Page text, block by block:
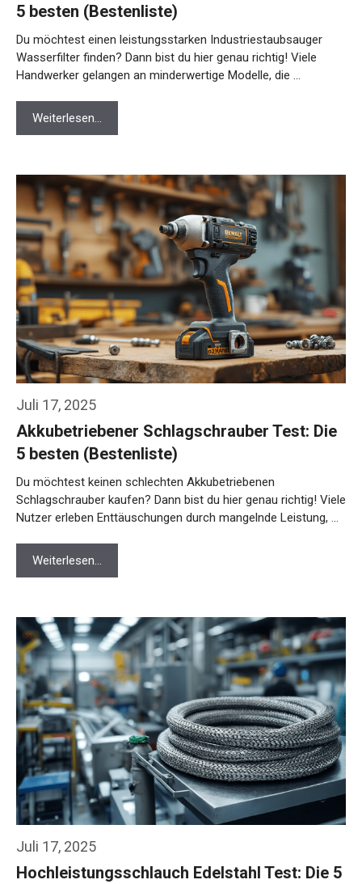
5 besten (Bestenliste)
Du möchtest einen leistungsstarken Industriestaubsauger
Wasserfilter finden? Dann bist du hier genau richtig! Viele
Handwerker gelangen an minderwertige Modelle, die …
Weiterlesen…
Juli 17, 2025
Akkubetriebener Schlagschrauber Test: Die
5 besten (Bestenliste)
Du möchtest keinen schlechten Akkubetriebenen
Schlagschrauber kaufen? Dann bist du hier genau richtig! Viele
Nutzer erleben Enttäuschungen durch mangelnde Leistung, …
Weiterlesen…
Juli 17, 2025
Hochleistungsschlauch Edelstahl Test: Die 5